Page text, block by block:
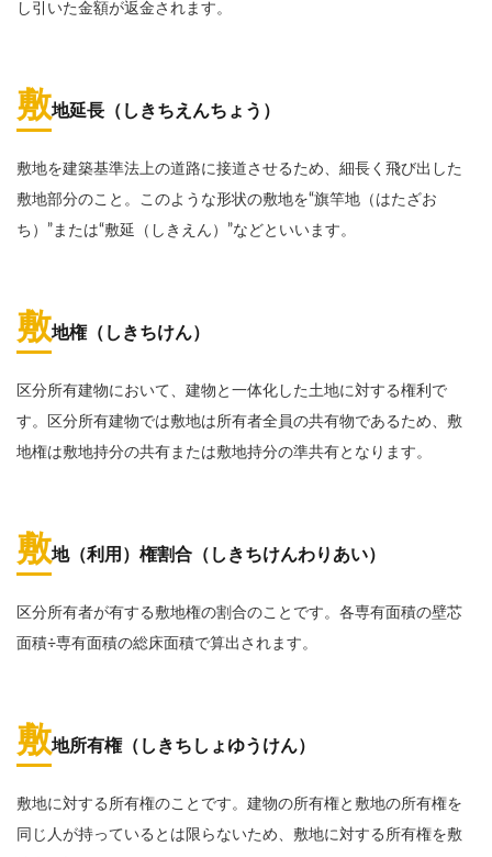
し引いた金額が返金されます。
敷地延長（しきちえんちょう）
敷地を建築基準法上の道路に接道させるため、細長く飛び出した
敷地部分のこと。このような形状の敷地を“旗竿地（はたざお
ち）”または“敷延（しきえん）”などといいます。
敷地権（しきちけん）
区分所有建物において、建物と一体化した土地に対する権利で
す。区分所有建物では敷地は所有者全員の共有物であるため、敷
地権は敷地持分の共有または敷地持分の準共有となります。
敷地（利用）権割合（しきちけんわりあい）
区分所有者が有する敷地権の割合のことです。各専有面積の壁芯
面積÷専有面積の総床面積で算出されます。
敷地所有権（しきちしょゆうけん）
敷地に対する所有権のことです。建物の所有権と敷地の所有権を
同じ人が持っているとは限らないため、敷地に対する所有権を敷